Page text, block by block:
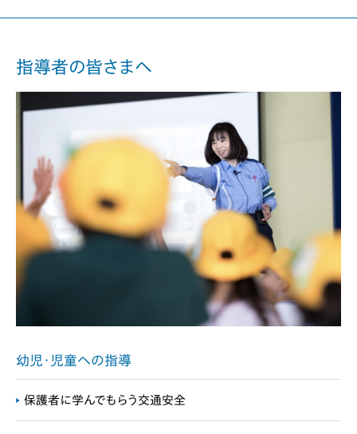
指導者の皆さまへ
幼児・児童への指導
保護者に学んでもらう交通安全